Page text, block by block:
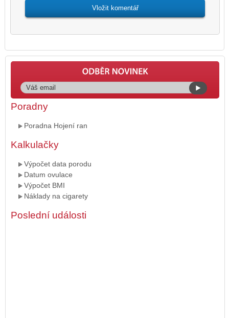
Poradny
Poradna Hojení ran
Kalkulačky
Výpočet data porodu
Datum ovulace
Výpočet BMI
Náklady na cigarety
Poslední události